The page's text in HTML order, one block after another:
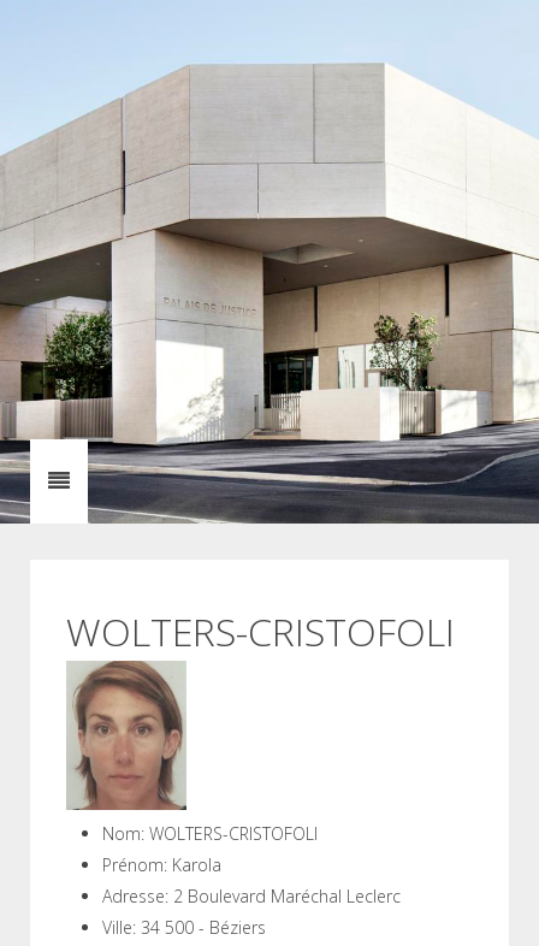
WOLTERS-CRISTOFOLI
Nom: WOLTERS-CRISTOFOLI
Prénom: Karola
Adresse: 2 Boulevard Maréchal Leclerc
Ville: 34 500 - Béziers